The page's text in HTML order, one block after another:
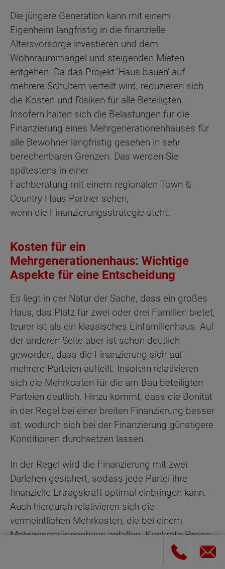
Die jüngere Generation kann mit einem
Eigenheim langfristig in die finanzielle
Altersvorsorge investieren und dem
Wohnraummangel und steigenden Mieten
entgehen. Da das Projekt 'Haus bauen' auf
mehrere Schultern verteilt wird, reduzieren sich
die Kosten und Risiken für alle Beteiligten.
Insofern halten sich die Belastungen für die
Finanzierung eines Mehrgenerationenhauses für
alle Bewohner langfristig gesehen in sehr
berechenbaren Grenzen. Das werden Sie
spätestens in einer
Fachberatung mit einem regionalen Town &
Country Haus Partner sehen,
wenn die Finanzierungsstrategie steht.
Kosten für ein
Mehrgenerationenhaus: Wichtige
Aspekte für eine Entscheidung
Es liegt in der Natur der Sache, dass ein großes
Haus, das Platz für zwei oder drei Familien bietet,
teurer ist als ein klassisches Einfamilienhaus. Auf
der anderen Seite aber ist schon deutlich
geworden, dass die Finanzierung sich auf
mehrere Parteien aufteilt. Insofern relativieren
sich die Mehrkosten für die am Bau beteiligten
Parteien deutlich. Hinzu kommt, dass die Bonität
in der Regel bei einer breiten Finanzierung besser
ist, wodurch sich bei der Finanzierung günstigere
Konditionen durchsetzen lassen.
In der Regel wird die Finanzierung mit zwei
Darlehen gesichert, sodass jede Partei ihre
finanzielle Ertragskraft optimal einbringen kann.
Auch hierdurch relativieren sich die
vermeintlichen Mehrkosten, die bei einem
Mehrgenerationenhaus anfallen. Konkrete Preise
pro Quadratmeter sind nicht wirklich zielführend,